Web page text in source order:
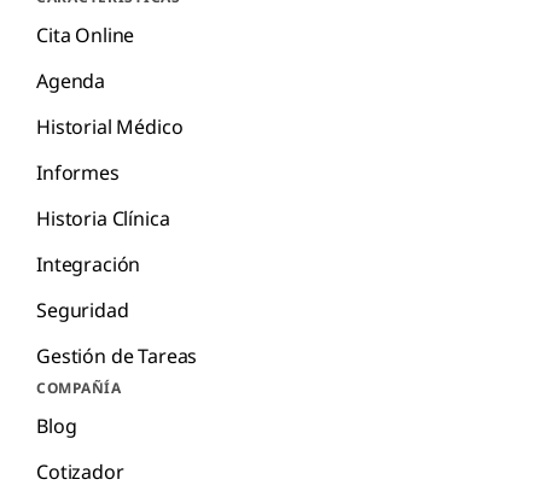
Cita Online
Agenda
Historial Médico
Informes
Historia Clínica
Integración
Seguridad
Gestión de Tareas
COMPAÑÍA
Blog
Cotizador